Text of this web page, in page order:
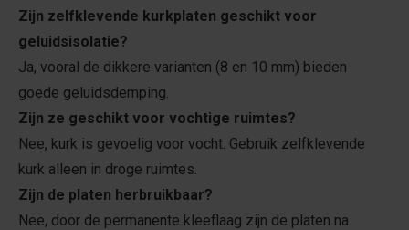
Zijn zelfklevende kurkplaten geschikt voor
geluidsisolatie?
Ja, vooral de dikkere varianten (8 en 10 mm) bieden
goede geluidsdemping.
Zijn ze geschikt voor vochtige ruimtes?
Nee, kurk is gevoelig voor vocht. Gebruik zelfklevende
kurk alleen in droge ruimtes.
Zijn de platen herbruikbaar?
Nee, door de permanente kleeflaag zijn de platen na